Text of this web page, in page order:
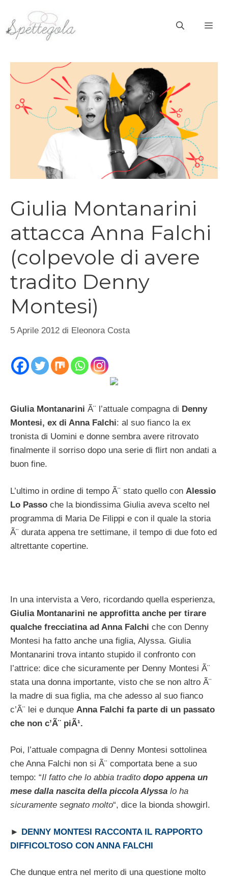
contenuto
Giulia Montanarini
attacca Anna Falchi
(colpevole di avere
tradito Denny
Montesi)
5 Aprile 2012 di Eleonora Costa
Giulia Montanarini Ã¨ l’attuale compagna di Denny
Montesi, ex di Anna Falchi: al suo fianco la ex
tronista di Uomini e donne sembra avere ritrovato
finalmente il sorriso dopo una serie di flirt non andati a
buon fine.
L’ultimo in ordine di tempo Ã¨ stato quello con Alessio
Lo Passo che la biondissima Giulia aveva scelto nel
programma di Maria De Filippi e con il quale la storia
Ã¨ durata appena tre settimane, il tempo di due foto ed
altrettante copertine.
In una intervista a Vero, ricordando quella esperienza,
Giulia Montanarini ne approfitta anche per tirare
qualche frecciatina ad Anna Falchi che con Denny
Montesi ha fatto anche una figlia, Alyssa. Giulia
Montanarini trova intanto stupido il confronto con
l’attrice: dice che sicuramente per Denny Montesi Ã¨
stata una donna importante, visto che se non altro Ã¨
la madre di sua figlia, ma che adesso al suo fianco
c’Ã¨ lei e dunque Anna Falchi fa parte di un passato
che non c’Ã¨ piÃ¹.
Poi, l’attuale compagna di Denny Montesi sottolinea
che Anna Falchi non si Ã¨ comportata bene a suo
tempo: “Il fatto che lo abbia tradito dopo appena un
mese dalla nascita della piccola Alyssa lo ha
sicuramente segnato molto“, dice la bionda showgirl.
► DENNY MONTESI RACCONTA IL RAPPORTO
DIFFICOLTOSO CON ANNA FALCHI
Che dunque entra nel merito di una questione molto